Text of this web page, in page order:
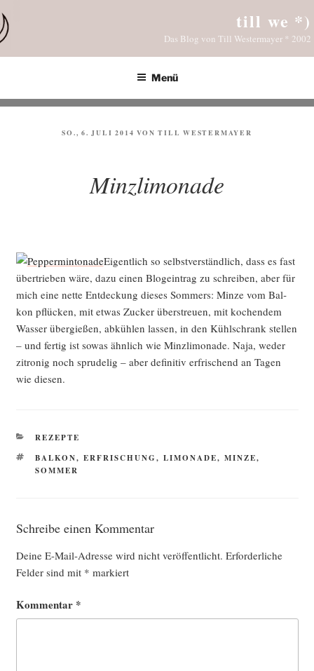
Inhalt
springen
till we *)
Das Blog von Till Westermayer * 2002
Menü
VERÖFFENTLICHT
SO., 6. JULI 2014 VONTILL WESTERMAYER
Minzlimonade
Eigent­lich so selbst­ver­ständ­lich, dass es fast
über­trie­ben wäre, dazu einen Blog­ein­trag zu schrei­ben, aber für
mich eine net­te Ent­de­ckung die­ses Som­mers: Min­ze vom Bal­
kon pflü­cken, mit etwas Zucker über­streu­en, mit kochen­dem
Was­ser über­gie­ßen, abküh­len las­sen, in den Kühl­schrank stel­len
– und fer­tig ist sowas ähn­lich wie Minz­li­mo­na­de. Naja, weder
zitro­nig noch spru­del­ig – aber defi­ni­tiv erfri­schend an Tagen
wie diesen.
KATEGORIEN
REZEPTE
SCHLAGWÖRTER
BALKON, ERFRISCHUNG, LIMONADE, MINZE,
SOMMER
Schreibe einen Kommentar
Deine E-Mail-Adresse wird nicht veröffentlicht. Erforderliche
Felder sind mit * markiert
Kommentar *